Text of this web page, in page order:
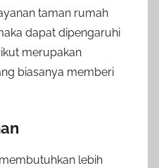
taman rumah
dapat dipengaruhi
merupakan
biasanya memberi
lebih